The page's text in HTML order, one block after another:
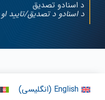
د اسنادو تصدیق
د اسنادو د تصدیق/تایید او
English
(انگلیسی)